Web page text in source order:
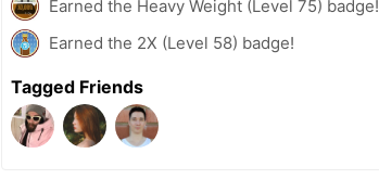
Earned the Heavy Weight (Level 75) badge!
Earned the 2X (Level 58) badge!
Tagged Friends